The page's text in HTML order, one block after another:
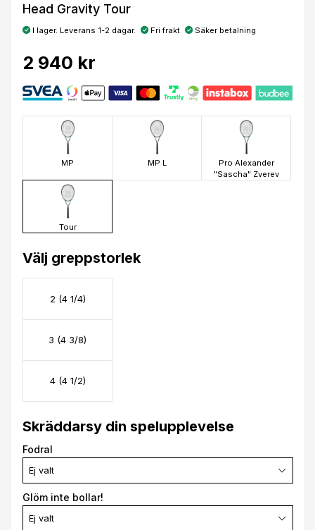
Head Gravity Tour
I lager. Leverans 1-2 dagar. Fri frakt Säker betalning
2 940 kr
MP MP L
Pro Alexander
"Sascha" Zverev
Tour
Välj greppstorlek
2 (4 1/4)
3 (4 3/8)
4 (4 1/2)
Skräddarsy din spelupplevelse
Fodral
Ej valt
Glöm inte bollar!
Ej valt